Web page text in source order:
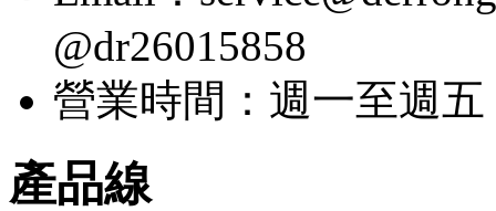
@dr26015858
營業時間：週一至週五
產品線